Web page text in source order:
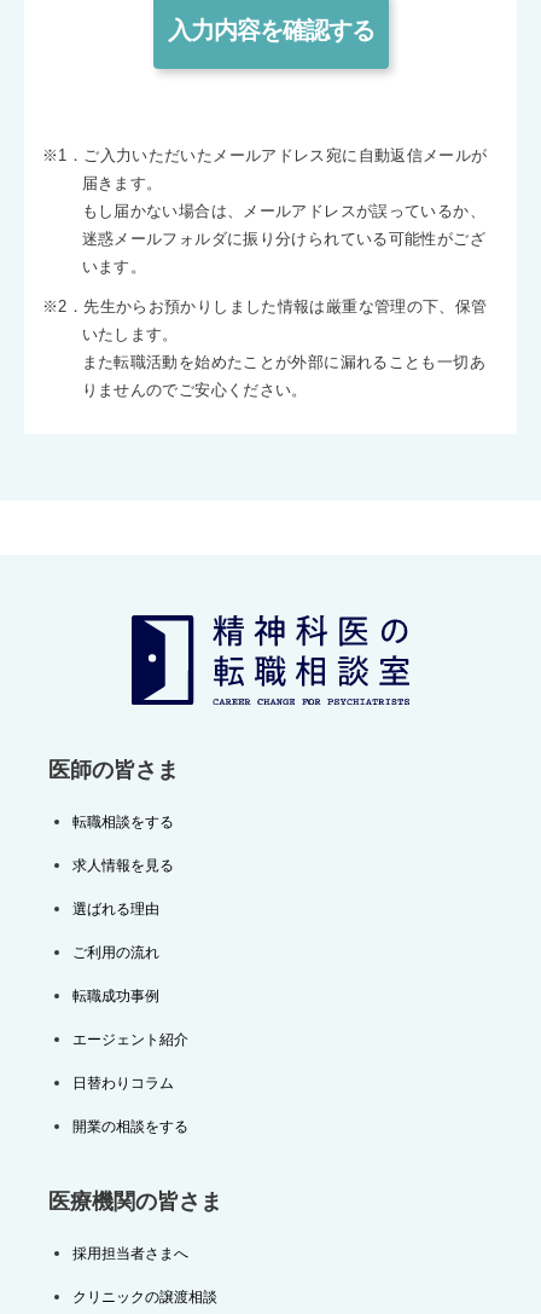
※1．ご入力いただいたメールアドレス宛に自動返信メールが
届きます。
もし届かない場合は、メールアドレスが誤っているか、
迷惑メールフォルダに振り分けられている可能性がござ
います。
※2．先生からお預かりしました情報は厳重な管理の下、保管
いたします。
また転職活動を始めたことが外部に漏れることも一切あ
りませんのでご安心ください。
医師の皆さま
転職相談をする
求人情報を見る
選ばれる理由
ご利用の流れ
転職成功事例
エージェント紹介
日替わりコラム
開業の相談をする
医療機関の皆さま
採用担当者さまへ
クリニックの譲渡相談